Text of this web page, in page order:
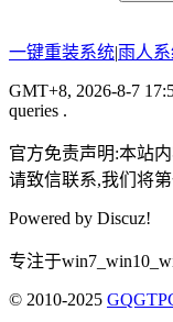
一键重装系统|雨人
GMT+8, 2026-8-7
queries .
官方免责声明:本站
请致信联系,我们将
Powered by Discuz!
专注于
© 2010-2025